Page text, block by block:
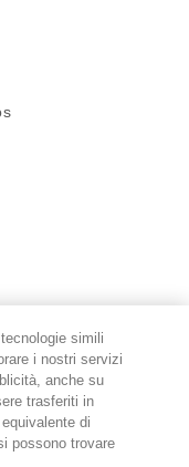
user/
simili
i nostri servizi
anche su
trasferiti in
di
possono trovare